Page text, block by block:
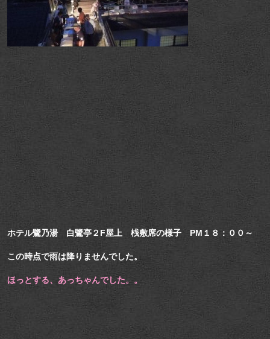
ホテル鷺乃湯 白鷺亭２F屋上 桟敷席の様子 PM１８：００～
この時点で雨は降りませんでした。
ほっとする、あっちゃんでした。。